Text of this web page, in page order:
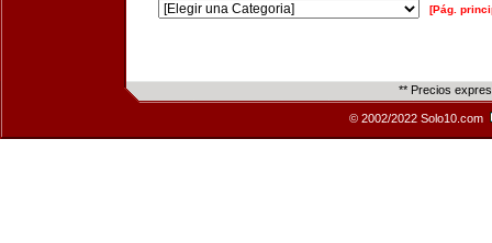
[Pág.
** Precios
© 2002/2022 Solo10.com